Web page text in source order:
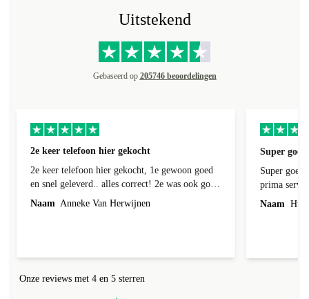
Uitstekend
Gebaseerd op 205746 beoordelingen
2e keer telefoon hier gekocht
2e keer telefoon hier gekocht, 1e gewoon goed
en snel geleverd.. alles correct! 2e was ook goed
geleverd en alles erbij, 1e week bij foto's liep er
een streep doorheen! Kon ik terug sturen nadat
Naam Anneke Van Herwijnen
Super
Super
prima
Naam Hub
Onze reviews met 4 en 5 sterren